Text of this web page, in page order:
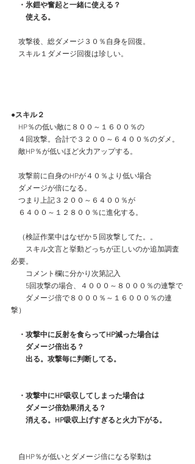
・氷鎧や奮起と一緒に使える？
使える。
攻撃後、総ダメージ３０％自身を回復。
スキル１ダメージ回復は珍しい。
●スキル２
HP％の低い敵に８００～１６００％の
４回攻撃。合計で３２００～６４００％のダメ。
敵HP％が低いほど火力アップする。
攻撃前に自身のHPが４０％より低い場合
ダメージが倍になる。
つまり上記３２００～６４００％が
６４００～１２８００％に進化する。
（検証作業中はなぜか５回攻撃してた。。
スキル文言と挙動どっちが正しいのか追加調査
必要。
コメント欄に分かり次第記入
5回攻撃の場合、４０００～８０００％の連撃で
ダメージ倍で８０００％～１６０００％の連
撃）
・攻撃中に反射を食らってHP減った場合は
ダメージ倍出る？
出る。攻撃毎に判断してる。
・攻撃中にHP吸収してしまった場合は
ダメージ倍効果消える？
消える。HP吸収上げすぎると火力下がる。
自HP％が低いとダメージ倍になる挙動は